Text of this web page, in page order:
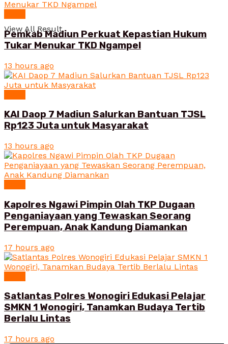
View All Result
Pemkab Madiun Perkuat Kepastian Hukum
Tukar Menukar TKD Ngampel
13 hours ago
KAI Daop 7 Madiun Salurkan Bantuan TJSL
Rp123 Juta untuk Masyarakat
13 hours ago
Kapolres Ngawi Pimpin Olah TKP Dugaan
Penganiayaan yang Tewaskan Seorang
Perempuan, Anak Kandung Diamankan
17 hours ago
Satlantas Polres Wonogiri Edukasi Pelajar
SMKN 1 Wonogiri, Tanamkan Budaya Tertib
Berlalu Lintas
17 hours ago